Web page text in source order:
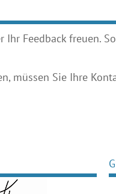
Feedback freuen.
müssen Sie Ihre